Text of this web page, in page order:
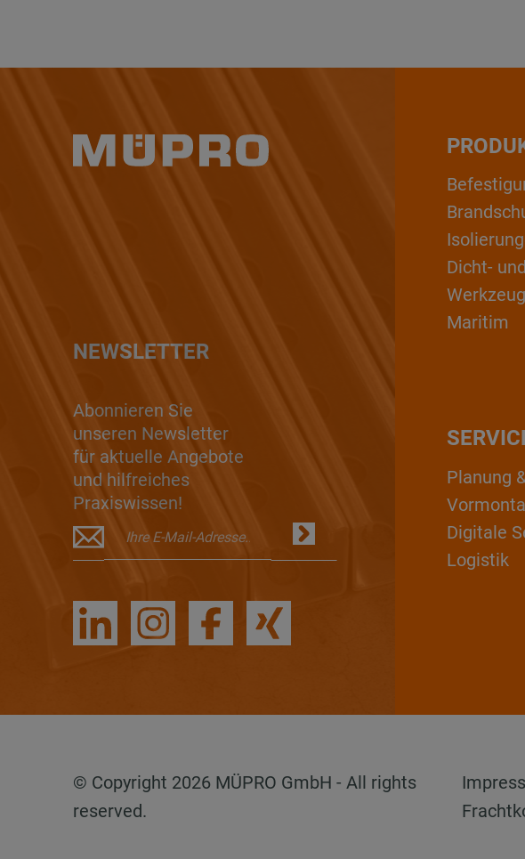
NEWSLETTER
Abonnieren Sie
unseren Newsletter
für aktuelle Angebote
und hilfreiches
Praxiswissen!
Dicht-
Maritim
Planung
Digitale
Logistik
© Copyright 2026 MÜPRO GmbH - All rights
reserved.